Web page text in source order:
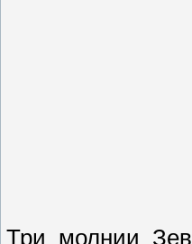
Три молнии